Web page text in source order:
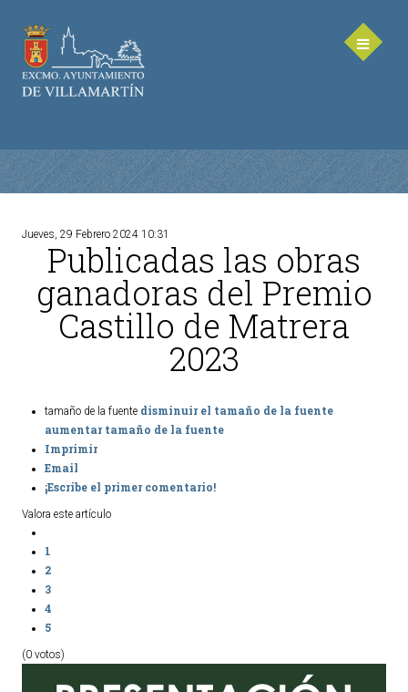
AYUNTAMIENTO
Saluda de la Alcaldesa
Equipo de Gobierno
Corporación Municipal - Legislatura 2023-2027
Delegaciones Municipales
Ordenanzas Municipales
Servicios Municipales
Accesibilidad
Salud
Educación
Deportes
Centros Sociales y Asistenciales
Jueves, 29 Febrero 2024 10:31
Publicadas las obras
ganadoras del Premio
Castillo de Matrera
2023
tamaño de la fuente disminuir el tamaño de la fuente
aumentar tamaño de la fuente
Imprimir
Email
¡Escribe el primer comentario!
Valora este artículo
1
2
3
4
5
(0 votos)